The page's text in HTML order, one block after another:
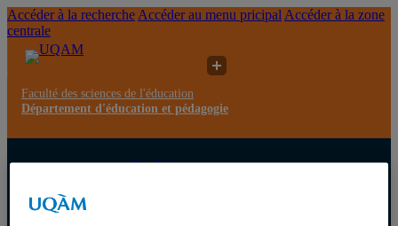
Accéder à la recherche Accéder au menu pricipal Accéder à la zone
centrale
Faculté des sciences de l'éducation
Département d'éducation et pédagogie
UQAM
Faculté